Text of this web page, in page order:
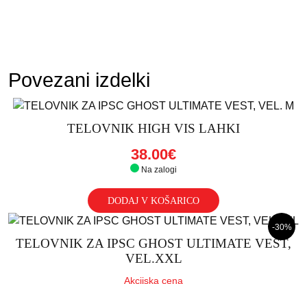
Povezani izdelki
TELOVNIK HIGH VIS LAHKI
38.00€
Na zalogi
DODAJ V KOŠARICO
-30%
TELOVNIK ZA IPSC GHOST ULTIMATE VEST,
VEL.XXL
Akcijska cena